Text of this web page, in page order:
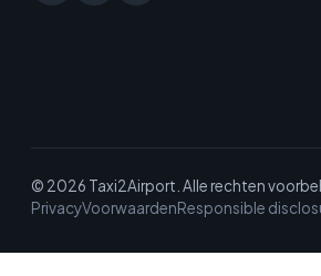
© 2026 Taxi2Airport. Alle rechten
PrivacyVoorwaardenResponsible